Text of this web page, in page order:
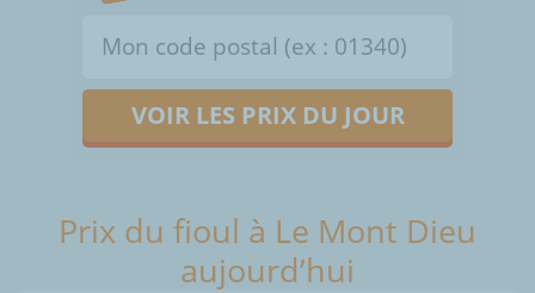
VOIR LES PRIX DU JOUR
Prix du fioul à Le Mont Dieu
aujourd’hui